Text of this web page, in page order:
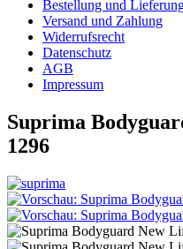
Bestellung und
Versand und Zahlung
Widerrufsrecht
Datenschutz
AGB
Impressum
Suprima
1296